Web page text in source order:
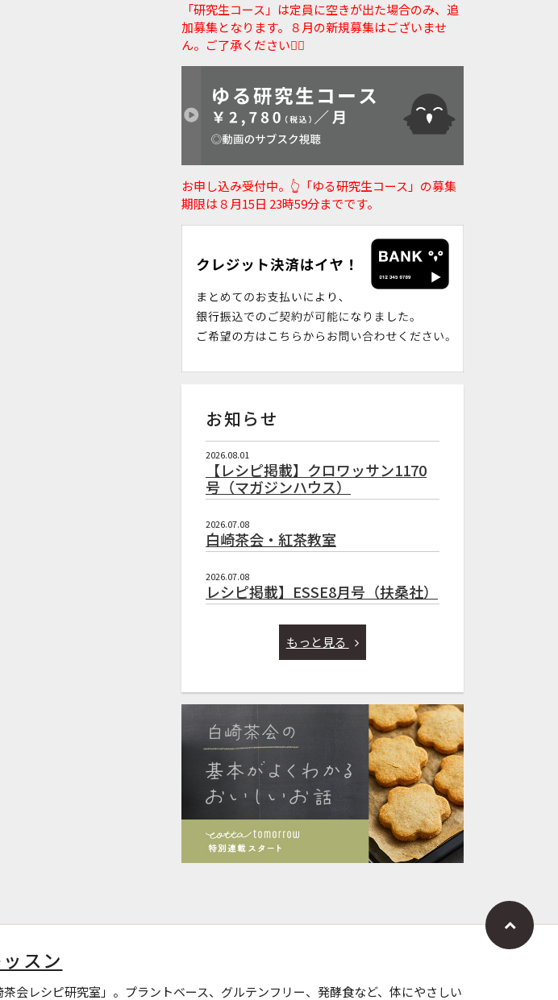
「研究生コース」は定員に空きが出た場合のみ、追
加募集となります。８月の新規募集はございませ
ん。ご了承ください🙇‍♀️
お申し込み受付中。👆️「ゆる研究生コース」の募集
期限は８月15日 23時59分までです。
お知らせ
2026.08.01
【レシピ掲載】クロワッサン1170
号（マガジンハウス）
2026.07.08
白崎茶会・紅茶教室
2026.07.08
レシピ掲載】ESSE8月号（扶桑社）
もっと見る
スン
会レシピ研究室」。プラントベース、グルテンフリー、発酵食など、体にやさしい